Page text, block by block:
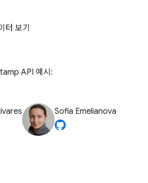
터 보기
API 예시:
Sofia Emelianova